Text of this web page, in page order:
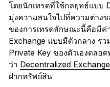
โดยนักเทรดที่ใช้กลยุทธ์แบบ
มุ่งความสนใจไปที่ความต่าง
ของการเทรดลักษณะนี้คือมีค่
Exchange แบบมีตัวกลาง รว
Private Key ของตัวเองตลอ
ว่า Decentralized Exchange
ฝากทรัพย์สิน